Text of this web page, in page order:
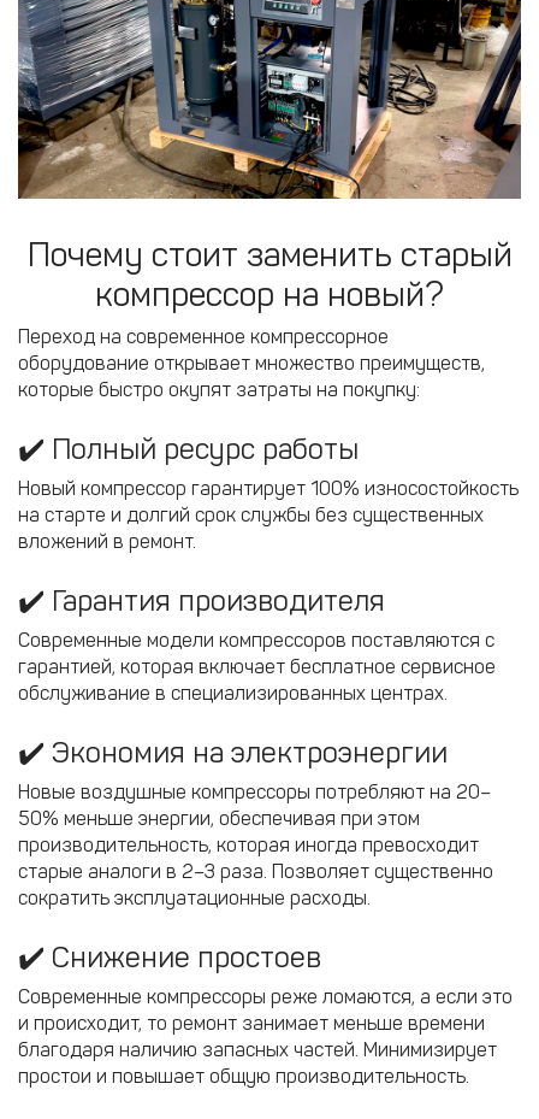
Почему стоит заменить старый
компрессор на новый?
Переход на современное компрессорное
оборудование открывает множество преимуществ,
которые быстро окупят затраты на покупку:
✔️ Полный ресурс работы
Новый компрессор гарантирует 100% износостойкость
на старте и долгий срок службы без существенных
вложений в ремонт.
✔️ Гарантия производителя
Современные модели компрессоров поставляются с
гарантией, которая включает бесплатное сервисное
обслуживание в специализированных центрах.
✔️ Экономия на электроэнергии
Новые воздушные компрессоры потребляют на 20–
50% меньше энергии, обеспечивая при этом
производительность, которая иногда превосходит
старые аналоги в 2–3 раза. Позволяет существенно
сократить эксплуатационные расходы.
✔️ Снижение простоев
Современные компрессоры реже ломаются, а если это
и происходит, то ремонт занимает меньше времени
благодаря наличию запасных частей. Минимизирует
простои и повышает общую производительность.